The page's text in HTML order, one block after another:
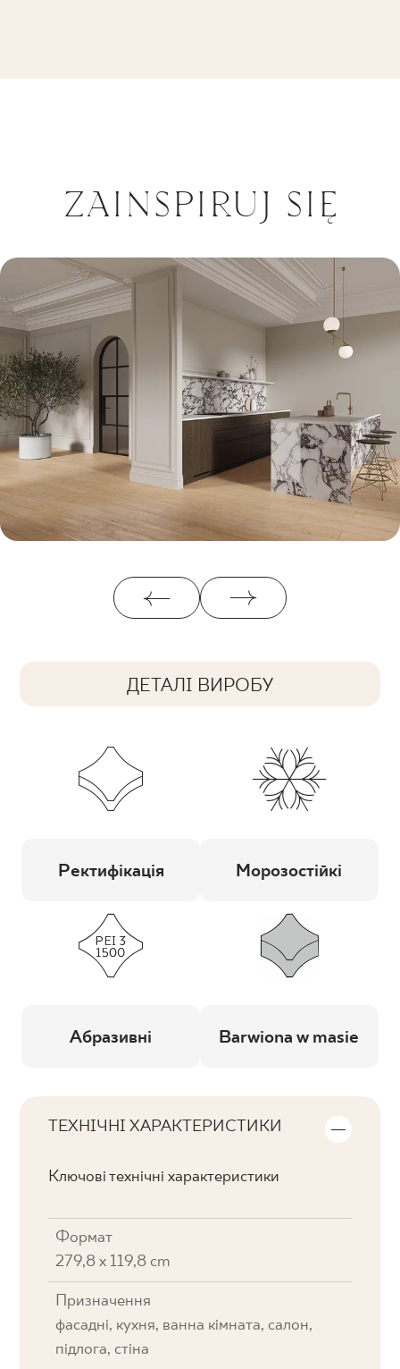
ZAINSPIRUJ SIĘ
ДЕТАЛІ ВИРОБУ
Ректифікація Морозостійкі
Абразивні Barwiona w masie
ТЕХНІЧНІ ХАРАКТЕРИСТИКИ
Ключові технічні характеристики
Формат
279,8 x 119,8 cm
Призначення
фасадні, кухня, ванна кімната, салон,
підлога, стіна